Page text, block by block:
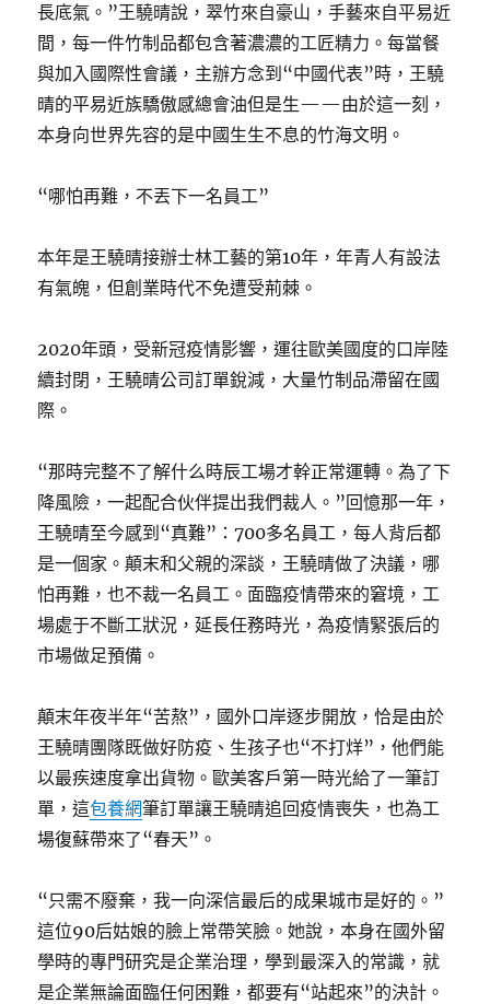
長底氣。”王驍晴說，翠竹來自豪山，手藝來自平易近
間，每一件竹制品都包含著濃濃的工匠精力。每當餐
與加入國際性會議，主辦方念到“中國代表”時，王驍
晴的平易近族驕傲感總會油但是生——由於這一刻，
本身向世界先容的是中國生生不息的竹海文明。
“哪怕再難，不丟下一名員工”
本年是王驍晴接辦士林工藝的第10年，年青人有設法
有氣魄，但創業時代不免遭受荊棘。
2020年頭，受新冠疫情影響，運往歐美國度的口岸陸
續封閉，王驍晴公司訂單銳減，大量竹制品滯留在國
際。
“那時完整不了解什么時辰工場才幹正常運轉。為了下
降風險，一起配合伙伴提出我們裁人。”回憶那一年，
王驍晴至今感到“真難”：700多名員工，每人背后都
是一個家。顛末和父親的深談，王驍晴做了決議，哪
怕再難，也不裁一名員工。面臨疫情帶來的窘境，工
場處于不斷工狀況，延長任務時光，為疫情緊張后的
市場做足預備。
顛末年夜半年“苦熬”，國外口岸逐步開放，恰是由於
王驍晴團隊既做好防疫、生孩子也“不打烊”，他們能
以最疾速度拿出貨物。歐美客戶第一時光給了一筆訂
單，這包養網筆訂單讓王驍晴追回疫情喪失，也為工
場復蘇帶來了“春天”。
“只需不廢棄，我一向深信最后的成果城市是好的。”
這位90后姑娘的臉上常帶笑臉。她說，本身在國外留
學時的專門研究是企業治理，學到最深入的常識，就
是企業無論面臨任何困難，都要有“站起來”的決計。